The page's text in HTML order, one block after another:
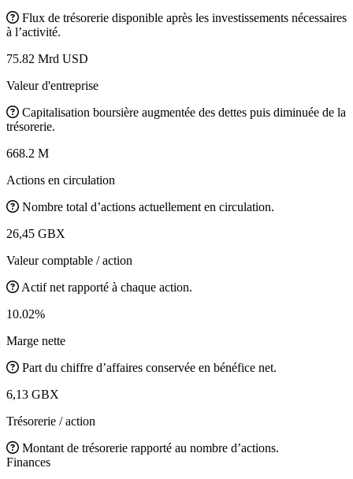
Flux de trésorerie disponible après les investissements nécessaires
à l’activité.
75.82 Mrd USD
Valeur d'entreprise
Capitalisation boursière augmentée des dettes puis diminuée de la
trésorerie.
668.2 M
Actions en circulation
Nombre total d’actions actuellement en circulation.
26,45 GBX
Valeur comptable / action
Actif net rapporté à chaque action.
10.02%
Marge nette
Part du chiffre d’affaires conservée en bénéfice net.
6,13 GBX
Trésorerie / action
Montant de trésorerie rapporté au nombre d’actions.
Finances